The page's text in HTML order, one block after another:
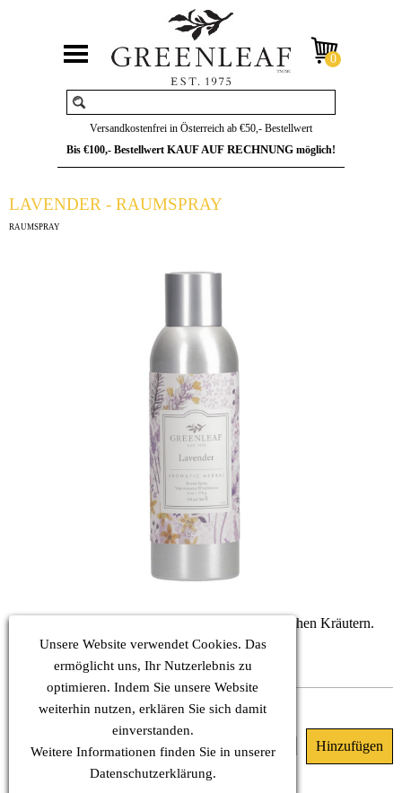
Versandkostenfrei in Österreich ab €50,- Bestellwert
Bis €100,- Bestellwert KAUF AUF RECHNUNG möglich!
LAVENDER - RAUMSPRAY
RAUMSPRAY
Eine interessante Mischung aus Lavendel und frischen Kräutern.
KOPF: Kräuter
BASIS: Moschus, Holznoten
Sofort verfügbar
23.90 € (MwSt. Inkl.)
Unsere Website verwendet Cookies. Das
ermöglicht uns, Ihr Nutzerlebnis zu
optimieren. Indem Sie unsere Website
weiterhin nutzen, erklären Sie sich damit
einverstanden.
Weitere Informationen finden Sie in unserer
Datenschutzerklärung.